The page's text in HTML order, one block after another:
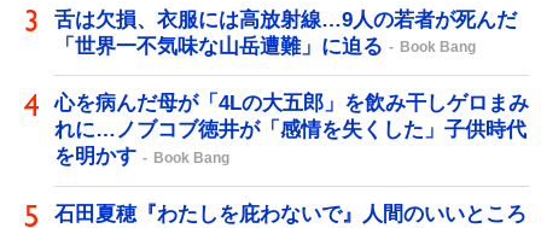
舌は欠損、衣服には高放射線…9人の若者が死んだ
「世界一不気味な山岳遭難」に迫る
Book Bang
心を病んだ母が「4Lの大五郎」を飲み干しゲロまみ
れに…ノブコブ徳井が「感情を失くした」子供時代
を明かす
Book Bang
石田夏穂『わたしを庇わないで』人間のいいところ